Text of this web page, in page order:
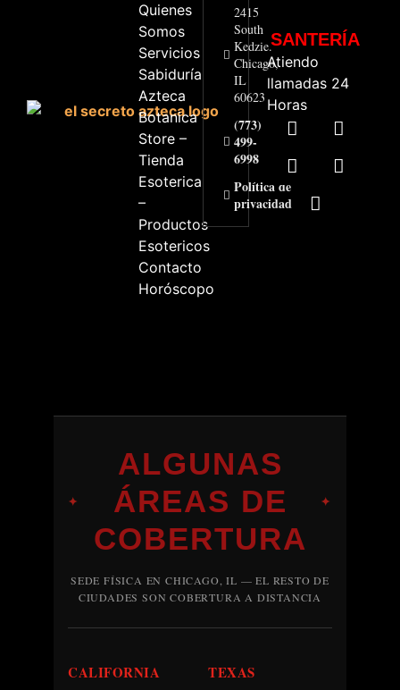
Quienes
Somos
Servicios
Sabiduría
Azteca
Botanica
Store –
Tienda
Esoterica
–
Productos
Esotericos
Contacto
Horóscopo
2415
South
Kedzie.
Chicago,
IL
60623
(773)
499-
6998
Política de
privacidad
SANTERÍA
Atiendo
llamadas 24
Horas
✦
ALGUNAS
ÁREAS DE
COBERTURA
✦
SEDE FÍSICA EN CHICAGO, IL — EL RESTO DE
CIUDADES SON COBERTURA A DISTANCIA
CALIFORNIA TEXAS